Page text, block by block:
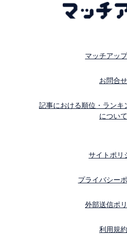
マッチアッ
お問合せ
記事における順位・ランキ
について
サイトポリ
プライバシー
外部送信ポ
利用規約